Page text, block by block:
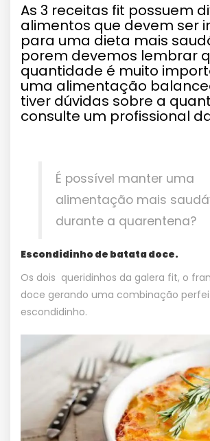
As 3 receitas fit possuem
alimentos que devem ser
para uma dieta mais
porem devemos lembrar
quantidade é muito
uma alimentação
tiver dúvidas sobre a
consulte um profissional
É possível manter uma
alimentação mais
durante a quarentena?
Escondidinho de batata doce.
Os dois queridinhos da galera fit, o
doce gerando uma combinação
escondidinho.